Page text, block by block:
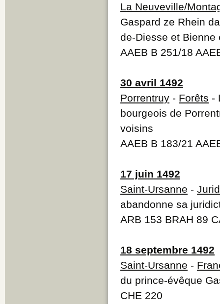
La Neuveville/
Gaspard ze Rhein
de-Diesse et
AAEB B 251/18
30 avril 1492
Porrentruy - Forêts -
bourgeois de
voisins
AAEB B 183/21
17 juin 1492
Saint-Ursanne -
abandonne sa
ARB 153 BRAH 89
18 septembre 1492
Saint-Ursanne -
du prince-évêque
CHE 220